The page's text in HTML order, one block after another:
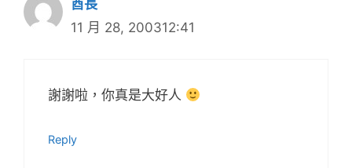
酋長
11 月 28, 200312:41
謝謝啦，你真是大好人
Reply